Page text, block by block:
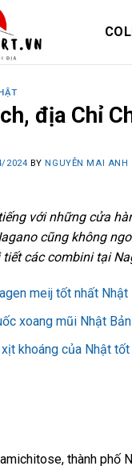
địa Chỉ
2024 BY NGUYỄN MAI ANH
với những cửa
cũng không
các combini tại
meij tốt nhất Nhật
xoang mũi Nhật
khoáng của Nhật tốt
thành phố